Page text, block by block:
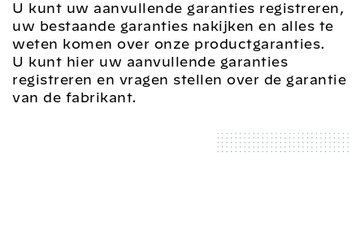
U kunt uw aanvullende garanties registreren,
uw bestaande garanties nakijken en alles te
weten komen over onze productgaranties.
U kunt hier uw aanvullende garanties
registreren en vragen stellen over de garantie
van de fabrikant.